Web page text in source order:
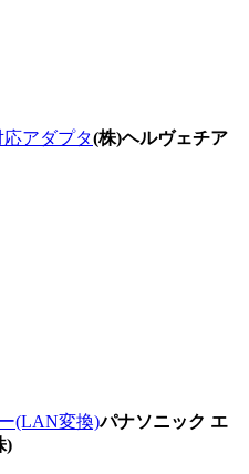
応アダプタ(株)ヘルヴェチア
(LAN変換)パナソニック エ
)